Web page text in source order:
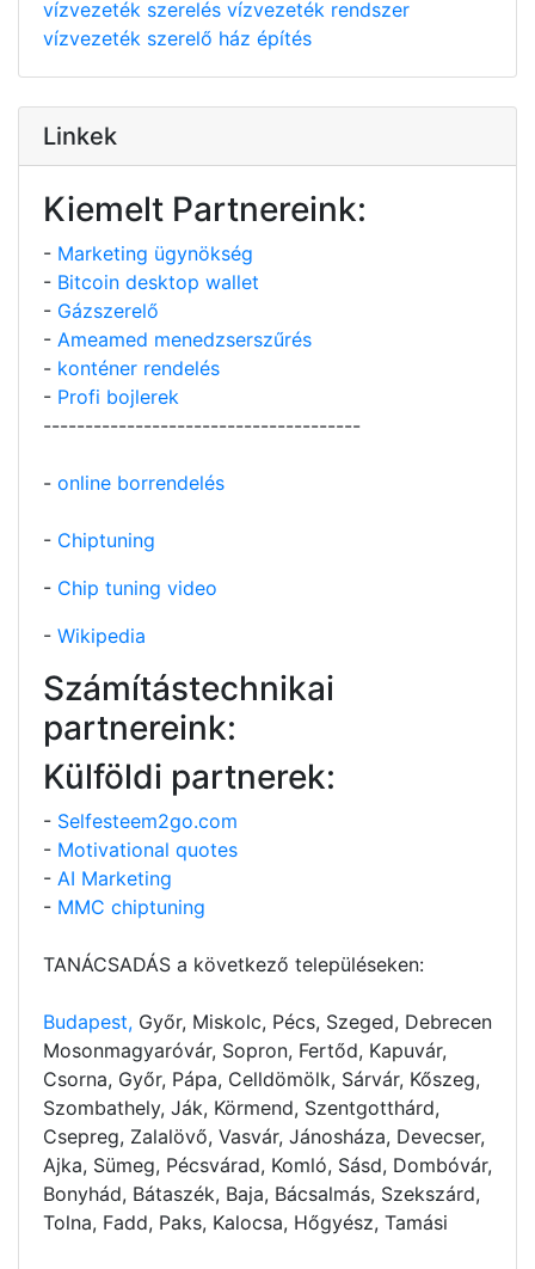
vízvezeték szerelés vízvezeték rendszer
vízvezeték szerelő ház építés
Linkek
Kiemelt Partnereink:
- Marketing ügynökség
- Bitcoin desktop wallet
- Gázszerelő
- Ameamed menedzserszűrés
- konténer rendelés
- Profi bojlerek
--------------------------------------
- online borrendelés
- Chiptuning
- Chip tuning video
- Wikipedia
Számítástechnikai
partnereink:
Külföldi partnerek:
- Selfesteem2go.com
- Motivational quotes
- AI Marketing
- MMC chiptuning
TANÁCSADÁS a következő településeken:
Budapest, Győr, Miskolc, Pécs, Szeged, Debrecen
Mosonmagyaróvár, Sopron, Fertőd, Kapuvár,
Csorna, Győr, Pápa, Celldömölk, Sárvár, Kőszeg,
Szombathely, Ják, Körmend, Szentgotthárd,
Csepreg, Zalalövő, Vasvár, Jánosháza, Devecser,
Ajka, Sümeg, Pécsvárad, Komló, Sásd, Dombóvár,
Bonyhád, Bátaszék, Baja, Bácsalmás, Szekszárd,
Tolna, Fadd, Paks, Kalocsa, Hőgyész, Tamási